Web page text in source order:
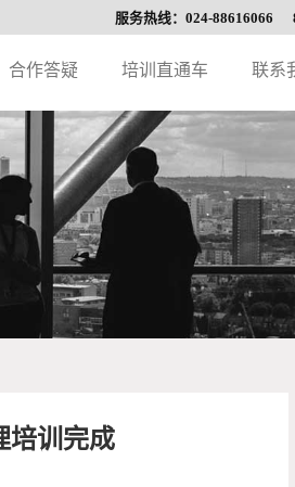
服务热线：024-88616066
合作答疑 培训直通车 联系
培训完成